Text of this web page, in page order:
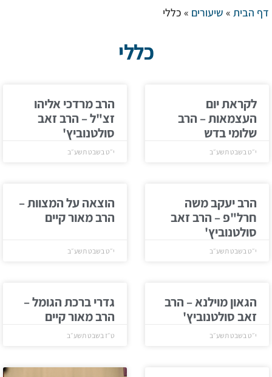
דף הבית » שיעורים » כללי
כללי
לקראת יום
העצמאות – הרב
שלומי בדש
י״ט בשבט תשע״ב
הרב מרדכי אליהו
זצ"ל – הרב זאב
סולטנוביץ'
י״ט בשבט תשע״ב
הרב יעקב משה
חרל"פ – הרב זאב
סולטנוביץ'
י״ט בשבט תשע״ב
הוצאה על המצוות –
הרב מאור קיים
י״ט בשבט תשע״ב
הגאון מוילנא – הרב
זאב סולטנוביץ'
י״ט בשבט תשע״ב
גדרי ברכת הגומל –
הרב מאור קיים
ט״ז בשבט תשע״ב